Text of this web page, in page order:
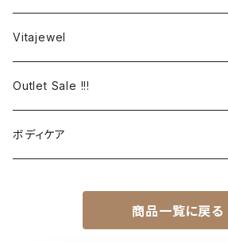
スコットランド
ニュージーランド
ラクトフェリン
HOLISTETIQUE
HIG
13honey
無彊福シリーズ
美身シリーズ
Vitajewel
Outlet Sale !!!
ボディケア
商品一覧に戻る